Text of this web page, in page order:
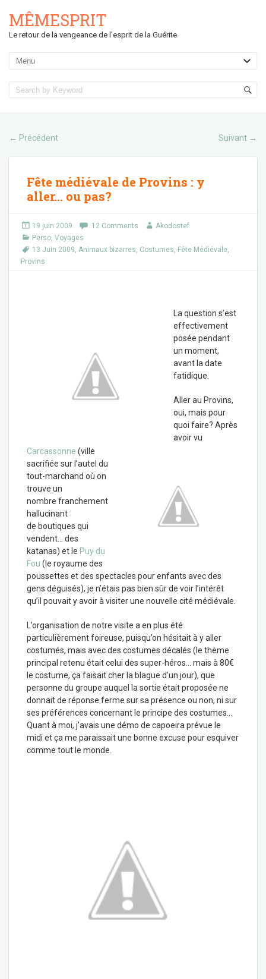
MÊMESPRIT
Le retour de la vengeance de l'esprit de la Guérite
← Précédent Suivant →
Fête médiévale de Provins : y
aller… ou pas?
19 juin 2009 12 Comments
Akodostef
Perso, Voyages
13 Juin 2009, Animaux bizarres, Costumes, Fête Médiévale,
Provins
La question s’est
effectivement
posée pendant
un moment,
avant la date
fatidique.
Aller au Provins,
oui, mais pour
quoi faire? Après
avoir vu
Carcassonne (ville
sacrifiée sur l’autel du
tout-marchand où on
trouve un
nombre franchement
hallucinant
de boutiques qui
vendent… des
katanas) et le Puy du
Fou (le royaume des
poussettes et des spectacles pour enfants avec des
gens déguisés), je n’étais pas bien sûr de voir l’intérêt
qu’il pouvait y avoir à visiter une nouvelle cité médiévale.
L’organisation de notre visite a en plus été
particulièrement foireuse, puisqu’on hésitait à y aller
costumés, mais avec des costumes décalés (le thème
principal retenu était celui des super-héros… mais à 80€
le costume, ça faisait cher la blague d’un jour), que
personne du groupe auquel la sortie était proposée ne
donnait de réponse ferme sur sa présence ou non, ni sur
ses préférences concernant le principe des costumes…
Quant à moi, j’avais une démo de capoeira prévue le
midi et ça me paraissait une bonne excuse pour esquiver
comme tout le monde.